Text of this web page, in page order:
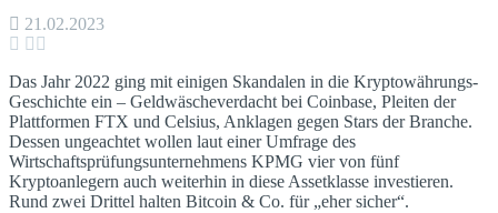
21.02.2023
Das Jahr 2022 ging mit einigen Skandalen in die Kryptowährungs-
Geschichte ein – Geldwäscheverdacht bei Coinbase, Pleiten der
Plattformen FTX und Celsius, Anklagen gegen Stars der Branche.
Dessen ungeachtet wollen laut einer Umfrage des
Wirtschaftsprüfungsunternehmens KPMG vier von fünf
Kryptoanlegern auch weiterhin in diese Assetklasse investieren.
Rund zwei Drittel halten Bitcoin & Co. für „eher sicher“.